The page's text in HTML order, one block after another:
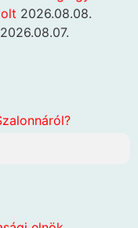
2026.08.08.
2026.08.07.